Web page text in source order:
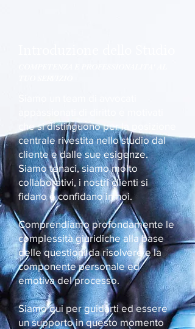
che si distinguono per la posizione
centrale rivestita nello studio dal
cliente e dalle sue esigenze.
Siamo tenaci, siamo molto
collaborativi, i nostri clienti si
fidano e confidano in noi.
Comprendiamo profondamente le
complessità giuridiche alla base
delle questioni da risolvere e la
componente personale ed
emotiva del processo.
Siamo qui per guidarti ed essere
un supporto in questo momento